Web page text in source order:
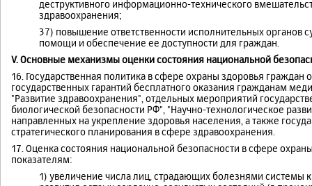
деструктивного информационно-технического
здравоохранения;
37) повышение ответственности исполнительных органов
помощи и обеспечение ее доступности для граждан.
V. Основные механизмы оценки состояния национальной
16. Государственная политика в сфере охраны здоровья
государственных гарантий бесплатного оказания гражданам
"Развитие здравоохранения", отдельных мероприятий
биологической безопасности РФ", "Научно-технологическое
направленных на укрепление здоровья населения, а также
стратегического планирования в сфере здравоохранения.
17. Оценка состояния национальной безопасности в сфере
показателям:
1) увеличение числа лиц, страдающих болезнями